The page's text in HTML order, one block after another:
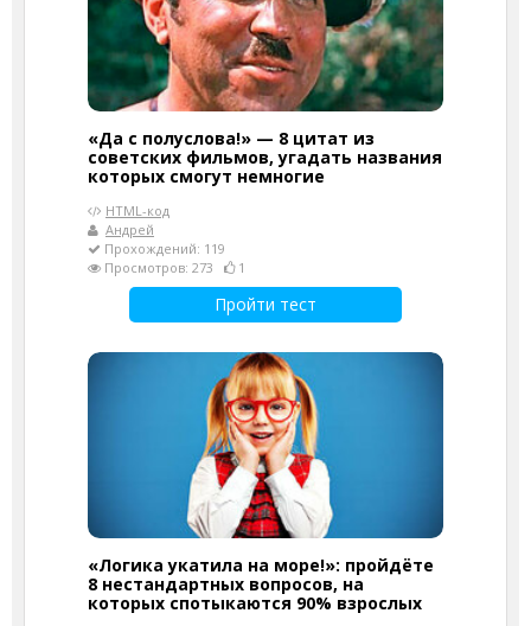
«Да с полуслова!» — 8 цитат из
советских фильмов, угадать названия
которых смогут немногие
HTML-код
Андрей
Прохождений: 119
Просмотров: 273
1
Пройти тест
«Логика укатила на море!»: пройдёте
8 нестандартных вопросов, на
которых спотыкаются 90% взрослых